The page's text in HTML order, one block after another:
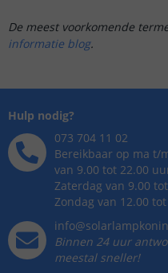
De meest voorkomende
informatie blog.
Hulp nodig?
073 704 11 02
Bereikbaar op ma t/
van 9.00 tot 22.00
Zaterdag van 9.00
Zondag van 12.00
Binnen 24 uur
meestal sneller!